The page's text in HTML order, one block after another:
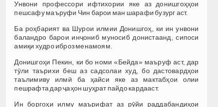
Унвони профессори ифтихории яке аз донишгоҳҳои
пешсафу маъруфи Чин барои ман шарафи бузург аст.
Ба роҳбарият ва Шурои илмии Донишгоҳ, ки ин унвони
баландро барои инҷониб муносиб донистаанд, сипоси
амиқи худро иброз менамоям.
Донишгоҳи Пекин, ки бо номи «Бейда» маъруф аст, дар
тӯли таърихи беш аз садсолаи худ, бо дастовардҳои
таълимиву илмӣ ба ҳайси яке аз мактабҳои олии
пешрафта дар ҷаҳон шуҳрат пайдо кардааст.
Ин боргоҳи илму маърифат аз рӯйи раддабандиҳои